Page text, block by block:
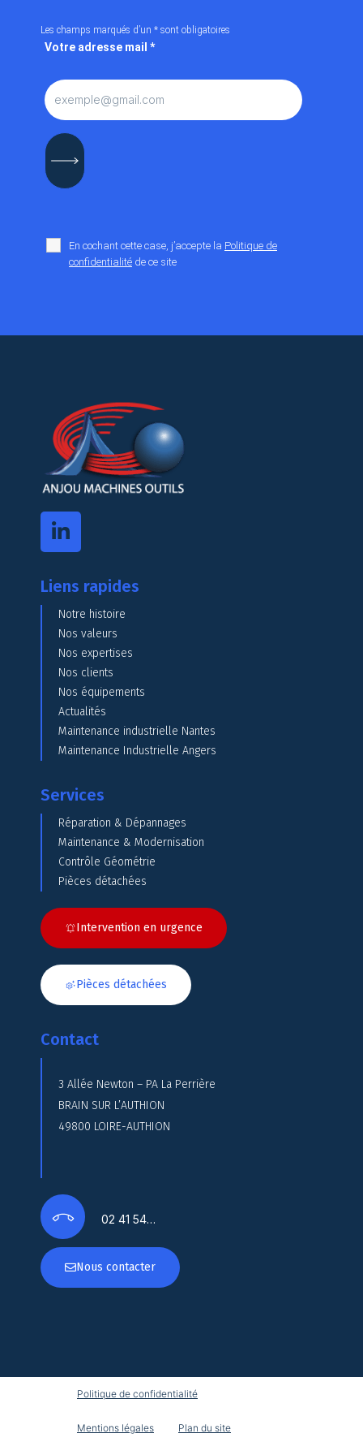
Les champs marqués d’un * sont obligatoires
Votre adresse mail *
En cochant cette case, j’accepte la Politique de
confidentialité de ce site
Liens rapides
Notre histoire
Nos valeurs
Nos expertises
Nos clients
Nos équipements
Actualités
Maintenance industrielle Nantes
Maintenance Industrielle Angers
Services
Réparation & Dépannages
Maintenance & Modernisation
Contrôle Géométrie
Pièces détachées
Intervention en urgence
Pièces détachées
Contact
3 Allée Newton – PA La Perrière
BRAIN SUR L’AUTHION
49800 LOIRE-AUTHION
02 41 54…
Nous contacter
Politique de confidentialité
Mentions légales Plan du site